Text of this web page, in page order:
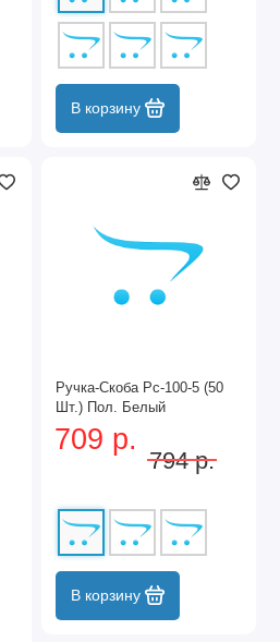
В корзину
Ручка-Скоба Рс-100-5 (50
Шт.) Пол. Белый
709 р.
794 р.
В корзину